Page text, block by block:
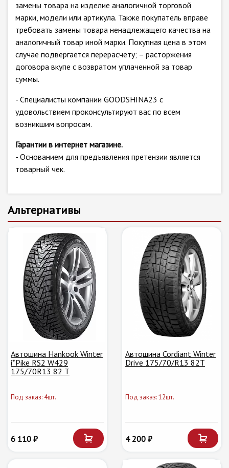
замены товара на изделие аналогичной торговой
марки, модели или артикула. Также покупатель вправе
требовать замены товара ненадлежащего качества на
аналогичный товар иной марки. Покупная цена в этом
случае подвергается перерасчету; – расторжения
договора вкупе с возвратом уплаченной за товар
суммы.
- Специалисты компании GOODSHINA23 с
удовольствием проконсультируют вас по всем
возникшим вопросам.
Гарантии в интернет магазине.
- Основанием для предъявления претензии является
товарный чек.
Альтернативы
Автошина Hankook Winter
i*Pike RS2 W429
175/70R13 82 T
Под заказ: 4шт.
6 110 ₽
Автошина Cordiant Winter
Drive 175/70/R13 82T
Под заказ: 12шт.
4 200 ₽